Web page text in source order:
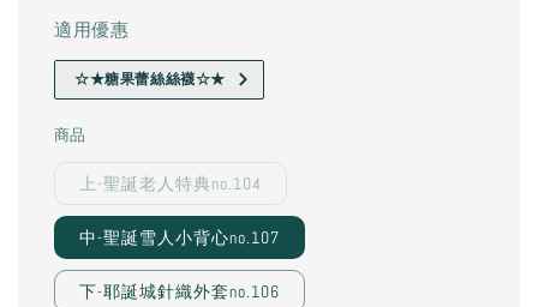
適用優惠
☆★糖果蕾絲絲襪☆★
商品
上-聖誕老人特典no.104
中-聖誕雪人小背心no.107
下-耶誕城針織外套no.106